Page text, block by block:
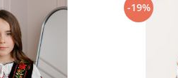
-19%